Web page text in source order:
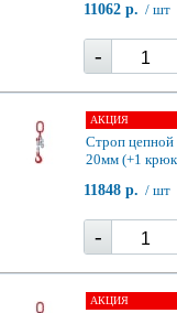
11062 р. / шт
-
АКЦИЯ
Строп цепной
20мм (+1
11848 р. / шт
-
АКЦИЯ